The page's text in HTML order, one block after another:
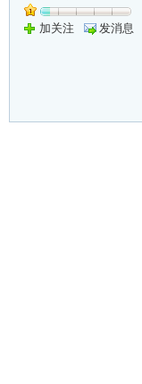
加关注 发消息